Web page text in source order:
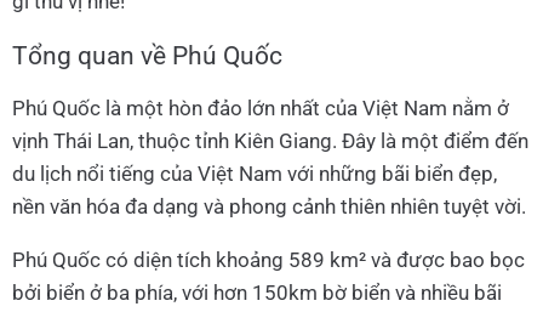
Tổng quan về Phú Quốc
Phú Quốc là một hòn đảo lớn nhất của Việt Nam nằm ở
vịnh Thái Lan, thuộc tỉnh Kiên Giang. Đây là một điểm đến
du lịch nổi tiếng của Việt Nam với những bãi biển đẹp,
nền văn hóa đa dạng và phong cảnh thiên nhiên tuyệt vời.
Phú Quốc có diện tích khoảng 589 km² và được bao bọc
bởi biển ở ba phía, với hơn 150km bờ biển và nhiều bãi